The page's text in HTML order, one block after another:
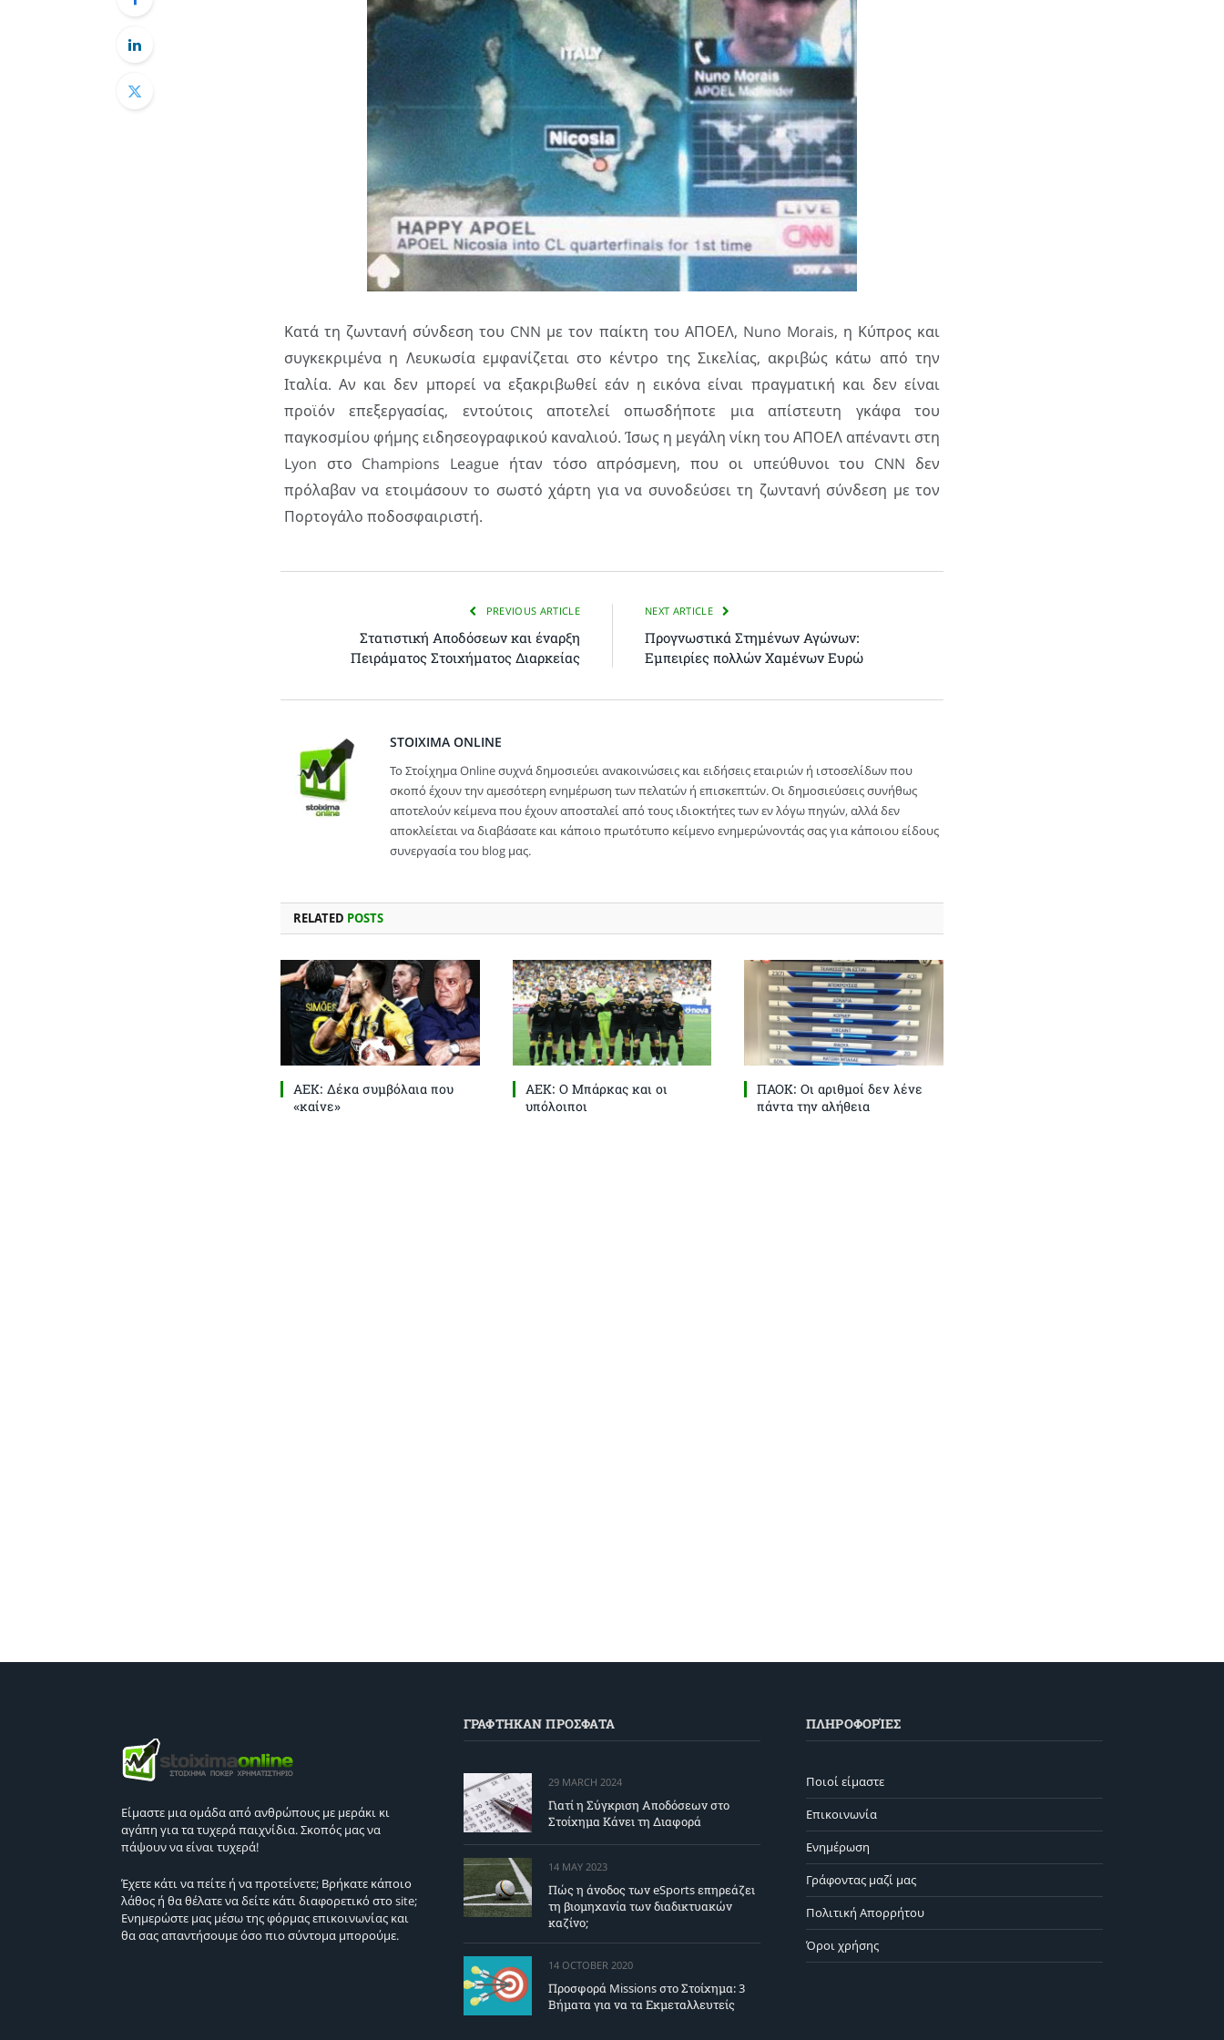
Κατά τη ζωντανή σύνδεση του CNN με τον παίκτη του ΑΠΟΕΛ, Nuno Morais, η Κύπρος και
συγκεκριμένα η Λευκωσία εμφανίζεται στο κέντρο της Σικελίας, ακριβώς κάτω από την
Ιταλία. Αν και δεν μπορεί να εξακριβωθεί εάν η εικόνα είναι πραγματική και δεν είναι
προϊόν επεξεργασίας, εντούτοις αποτελεί οπωσδήποτε μια απίστευτη γκάφα του
παγκοσμίου φήμης ειδησεογραφικού καναλιού. Ίσως η μεγάλη νίκη του ΑΠΟΕΛ απέναντι στη
Lyon στο Champions League ήταν τόσο απρόσμενη, που οι υπεύθυνοι του CNN δεν
πρόλαβαν να ετοιμάσουν το σωστό χάρτη για να συνοδεύσει τη ζωντανή σύνδεση με τον
Πορτογάλο ποδοσφαιριστή.
PREVIOUS ARTICLE
Στατιστική Αποδόσεων και έναρξη
Πειράματος Στοιχήματος Διαρκείας
NEXT ARTICLE
Προγνωστικά Στημένων Αγώνων:
Εμπειρίες πολλών Χαμένων Ευρώ
STOIXIMA ONLINE
Το Στοίχημα Online συχνά δημοσιεύει ανακοινώσεις και ειδήσεις εταιριών ή ιστοσελίδων που
σκοπό έχουν την αμεσότερη ενημέρωση των πελατών ή επισκεπτών. Οι δημοσιεύσεις συνήθως
αποτελούν κείμενα που έχουν αποσταλεί από τους ιδιοκτήτες των εν λόγω πηγών, αλλά δεν
αποκλείεται να διαβάσατε και κάποιο πρωτότυπο κείμενο ενημερώνοντάς σας για κάποιου είδους
συνεργασία του blog μας.
RELATED POSTS
ΑΕΚ: Δέκα συμβόλαια που
«καίνε»
ΑΕΚ: Ο Μπάρκας και οι
υπόλοιποι
ΠΑΟΚ: Οι αριθμοί δεν λένε
πάντα την αλήθεια
Είμαστε μια ομάδα από ανθρώπους με μεράκι κι
αγάπη για τα τυχερά παιχνίδια. Σκοπός μας να
πάψουν να είναι τυχερά!
Έχετε κάτι να πείτε ή να προτείνετε; Βρήκατε κάποιο
λάθος ή θα θέλατε να δείτε κάτι διαφορετικό στο site;
Ενημερώστε μας μέσω της φόρμας επικοινωνίας και
θα σας απαντήσουμε όσο πιο σύντομα μπορούμε.
ΓΡΑΦΤΗΚΑΝ ΠΡΟΣΦΑΤΑ
29 MARCH 2024
Γιατί η Σύγκριση Αποδόσεων στο
Στοίχημα Κάνει τη Διαφορά
14 MAY 2023
Πώς η άνοδος των eSports επηρεάζει
τη βιομηχανία των διαδικτυακών
καζίνο;
14 OCTOBER 2020
Προσφορά Missions στο Στοίχημα: 3
Βήματα για να τα Εκμεταλλευτείς
ΠΛΗΡΟΦΟΡΊΕΣ
Ποιοί είμαστε
Επικοινωνία
Ενημέρωση
Γράφοντας μαζί μας
Πολιτική Απορρήτου
Όροι χρήσης